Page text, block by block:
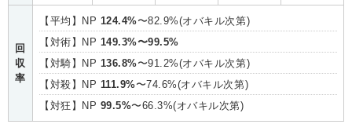
回
収
率
【平均】NP 124.4%〜82.9%(オバキル次第)
【対術】NP 149.3%〜99.5%
【対騎】NP 136.8%〜91.2%(オバキル次第)
【対殺】NP 111.9%〜74.6%(オバキル次第)
【対狂】NP 99.5%〜66.3%(オバキル次第)